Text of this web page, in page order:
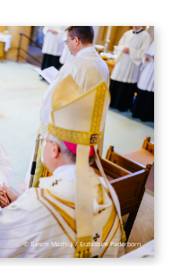
© Besim Mazhiqi / Erzbistum Paderborn